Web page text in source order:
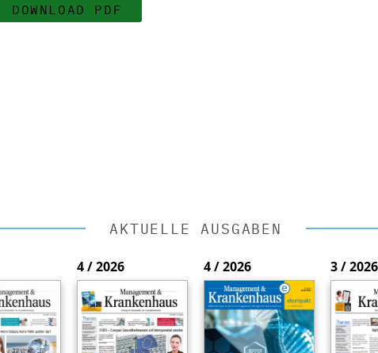
DOWNLOAD PDF
AKTUELLE AUSGABEN
4 / 2026 4 / 2026 3 / 2026